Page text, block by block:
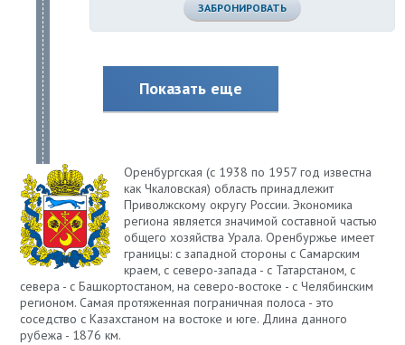
ЗАБРОНИРОВАТЬ
Показать еще
Оренбургская (с 1938 по 1957 год известна
как Чкаловская) область принадлежит
Приволжскому округу России. Экономика
региона является значимой составной частью
общего хозяйства Урала. Оренбуржье имеет
границы: с западной стороны с Самарским
краем, с северо-запада - с Татарстаном, с
севера - с Башкортостаном, на северо-востоке - с Челябинским
регионом. Самая протяженная пограничная полоса - это
соседство с Казахстаном на востоке и юге. Длина данного
рубежа - 1876 км.